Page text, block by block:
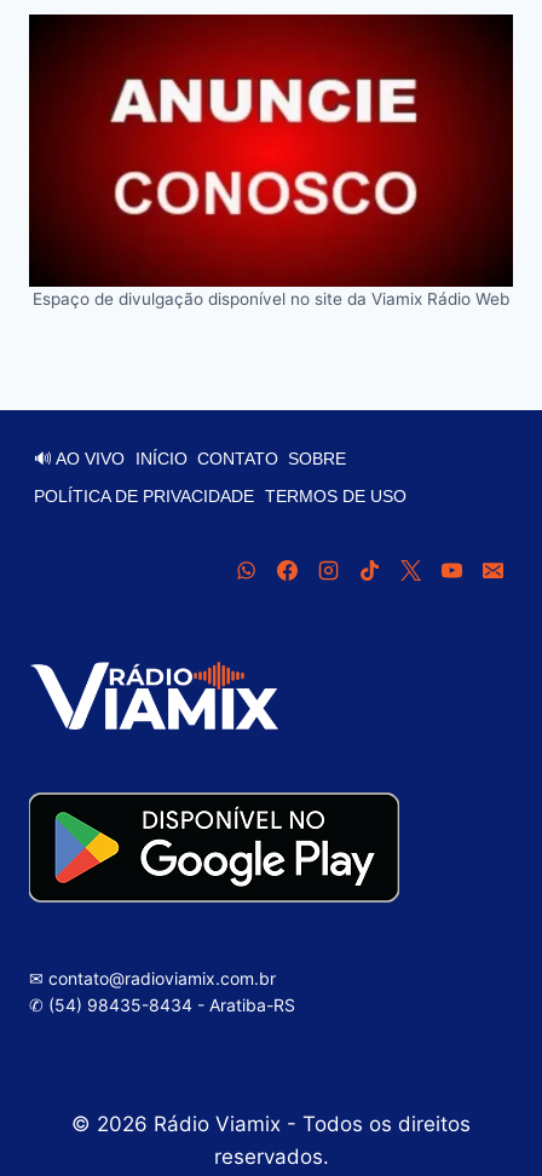
Espaço de divulgação disponível no site da Viamix Rádio Web
🔊 AO VIVO INÍCIO CONTATO SOBRE
POLÍTICA DE PRIVACIDADE TERMOS DE USO
✉ contato@radioviamix.com.br
✆ (54) 98435-8434 - Aratiba-RS
© 2026 Rádio Viamix - Todos os direitos
reservados.